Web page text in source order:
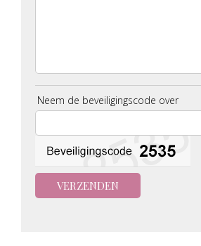
Neem de beveiligingscode over